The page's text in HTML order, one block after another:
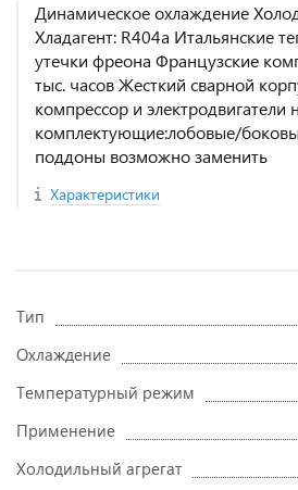
Динамическое охлаждение
Хладагент: R404a Итальянские
утечки фреона Французские
тыс. часов Жесткий сварной
компрессор и
комплектующие:лобовые/
поддоны возможно заменить
Характеристики
Тип
Охлаждение
Температурный режим
Применение
Холодильный агрегат